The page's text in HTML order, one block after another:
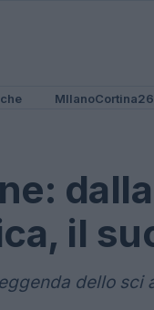
il
dello sci